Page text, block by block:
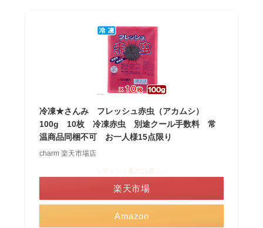
冷凍★さんみ フレッシュ赤虫（アカムシ）
100g 10枚 冷凍赤虫 別途クール手数料 常
温商品同梱不可 お一人様15点限り
charm 楽天市場店
Amazon
楽天市場